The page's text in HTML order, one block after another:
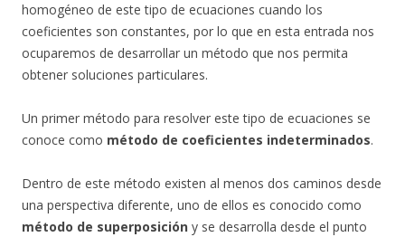
homogéneo de este tipo de ecuaciones cuando los
coeficientes son constantes, por lo que en esta entrada nos
ocuparemos de desarrollar un método que nos permita
obtener soluciones particulares.
Un primer método para resolver este tipo de ecuaciones se
conoce como método de coeficientes indeterminados.
Dentro de este método existen al menos dos caminos desde
una perspectiva diferente, uno de ellos es conocido como
método de superposición y se desarrolla desde el punto